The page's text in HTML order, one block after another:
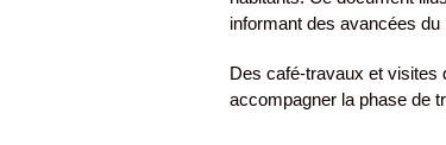
informant des avancées du
Des café-travaux et visites
accompagner la phase de